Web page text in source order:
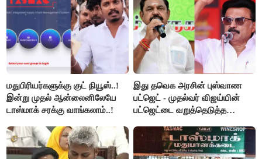
மதுபிரியர்களுக்கு குட் நியூஸ்..!
இன்று முதல் ஆன்லைனிலேயே
டாஸ்மாக் சரக்கு வாங்கலாம்..!
இது தவெக அரசின் புஸ்வாண
பட்ஜெட் - முதல்வர் விஜய்யின்
பட்ஜெட்டை வறுத்தெடுத்த